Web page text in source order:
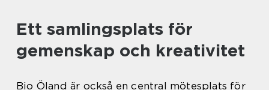
Ett samlingsplats för
gemenskap och kreativitet
Bio Öland är också en central mötesplats för